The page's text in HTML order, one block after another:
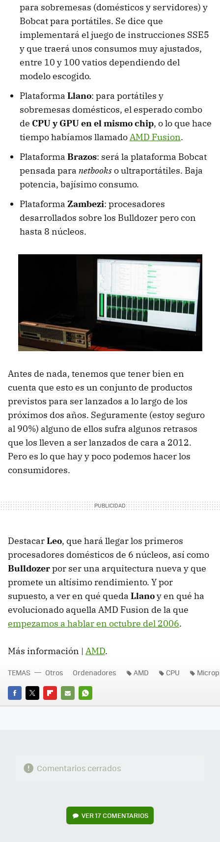
para sobremesas (domésticos y servidores) y
Bobcat para portátiles. Se dice que
implementará el juego de instrucciones SSE5
y que traerá unos consumos muy ajustados,
entre 10 y 100 vatios dependiendo del
modelo escogido.
Plataforma Llano: para portátiles y
sobremesas domésticos, el esperado combo
de CPU y GPU en el mismo chip, o lo que hace
tiempo habíamos llamadoAMD Fusion.
Plataforma Brazos: será la plataforma Bobcat
pensada para netbookso ultraportátiles. Baja
potencia, bajísimo consumo.
Plataforma Zambezi: procesadores
desarrollados sobre los Bulldozer pero con
hasta 8 núcleos.
Antes de nada, tenemos que tener bien en
cuenta que esto es un conjunto de productos
previstos para ser lanzados a lo largo de los
próximos dos años. Seguramente (estoy seguro
al 90%) alguno de ellos sufra algunos retrasos
que los lleven a ser lanzados de cara a 2012.
Pero es lo que hay y poco podemos hacer los
consumidores.
DestacarLeo, que hará llegar los primeros
procesadores domésticos de 6 núcleos, así como
Bulldozerpor ser una arquitectura nueva y que
promete un altísimo rendimiento. Y por
supuesto, a ver en qué queda Llanoy en qué ha
evolucionado aquella AMD Fusion de la que
empezamos a hablar en octubre del 2006.
Más información | AMD.
FACEBOOK
TWITTERFLIPBOARD
E-
WHATSAPP
TEMAS Otros Ordenadores AMD CPU
Comentarios cerrados
VER17 COMENTARIOS